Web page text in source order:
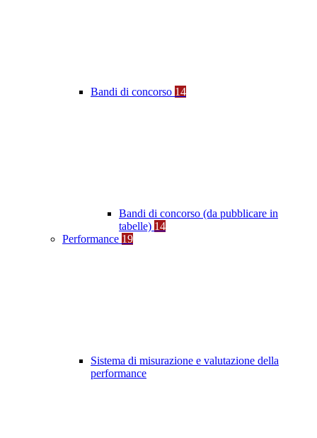
Bandi di concorso 14
Bandi di concorso (da pubblicare in
tabelle) 14
Performance 19
Sistema di misurazione e valutazione della
performance